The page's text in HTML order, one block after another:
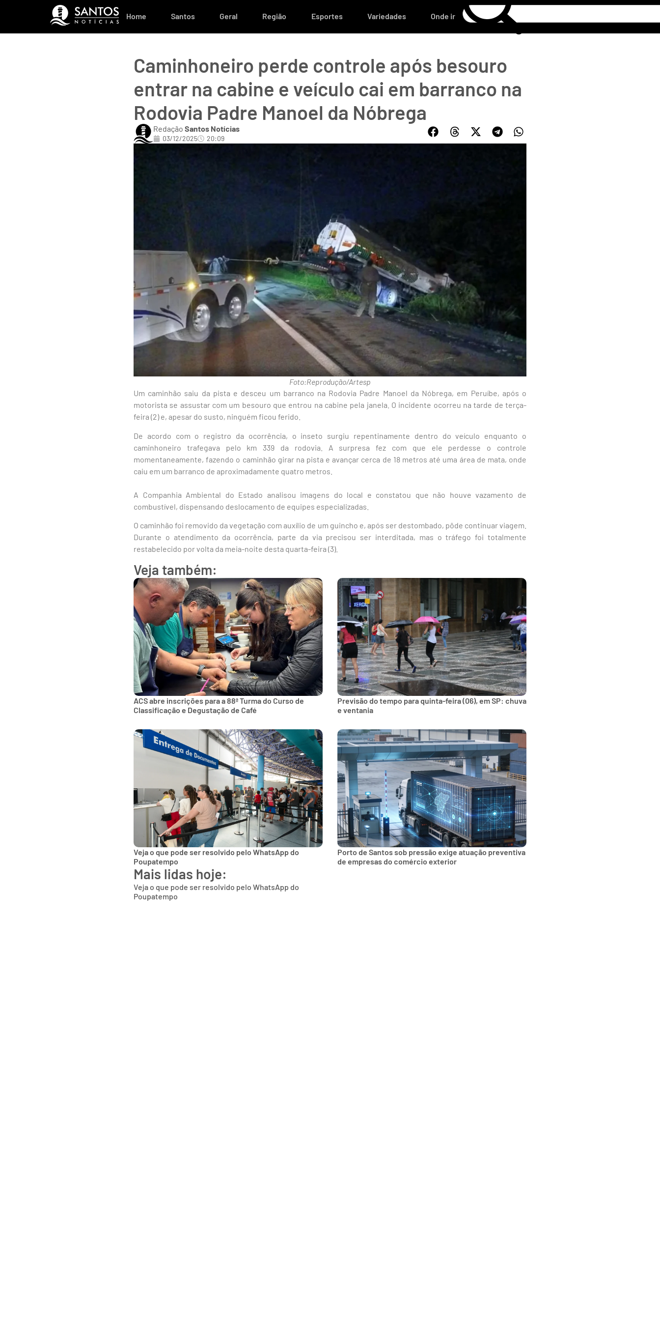
Home Santos Geral Região Esportes Variedades Onde ir
Caminhoneiro perde controle após besouro
entrar na cabine e veículo cai em barranco na
Rodovia Padre Manoel da Nóbrega
Redação Santos Notícias
03/12/2025 20:09
Foto:Reprodução/Artesp
Um caminhão saiu da pista e desceu um barranco na Rodovia Padre Manoel da Nóbrega, em Peruíbe, após o
motorista se assustar com um besouro que entrou na cabine pela janela. O incidente ocorreu na tarde de terça-
feira (2) e, apesar do susto, ninguém ficou ferido.
De acordo com o registro da ocorrência, o inseto surgiu repentinamente dentro do veículo enquanto o
caminhoneiro trafegava pelo km 339 da rodovia. A surpresa fez com que ele perdesse o controle
momentaneamente, fazendo o caminhão girar na pista e avançar cerca de 18 metros até uma área de mata, onde
caiu em um barranco de aproximadamente quatro metros.
A Companhia Ambiental do Estado analisou imagens do local e constatou que não houve vazamento de
combustível, dispensando deslocamento de equipes especializadas.
O caminhão foi removido da vegetação com auxílio de um guincho e, após ser destombado, pôde continuar viagem.
Durante o atendimento da ocorrência, parte da via precisou ser interditada, mas o tráfego foi totalmente
restabelecido por volta da meia-noite desta quarta-feira (3).
Veja também:
ACS abre inscrições para a 88ª Turma do Curso de
Classificação e Degustação de Café
Previsão do tempo para quinta-feira (06), em SP: chuva
e ventania
Veja o que pode ser resolvido pelo WhatsApp do
Poupatempo
Porto de Santos sob pressão exige atuação preventiva
de empresas do comércio exterior
Mais lidas hoje:
Veja o que pode ser resolvido pelo WhatsApp do
Poupatempo